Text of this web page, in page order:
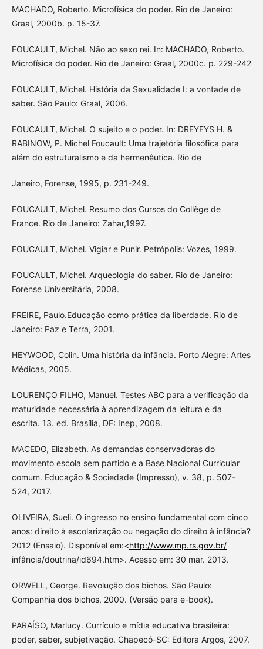
MACHADO, Roberto. Microfísica do poder. Rio de Janeiro:
Graal, 2000b. p. 15-37.
FOUCAULT, Michel. Não ao sexo rei. In: MACHADO, Roberto.
Microfísica do poder. Rio de Janeiro: Graal, 2000c. p. 229-242
FOUCAULT, Michel. História da Sexualidade I: a vontade de
saber. São Paulo: Graal, 2006.
FOUCAULT, Michel. O sujeito e o poder. In: DREYFYS H. &
RABINOW, P. Michel Foucault: Uma trajetória filosófica para
além do estruturalismo e da hermenêutica. Rio de
Janeiro, Forense, 1995, p. 231-249.
FOUCAULT, Michel. Resumo dos Cursos do Collège de
France. Rio de Janeiro: Zahar,1997.
FOUCAULT, Michel. Vigiar e Punir. Petrópolis: Vozes, 1999.
FOUCAULT, Michel. Arqueologia do saber. Rio de Janeiro:
Forense Universitária, 2008.
FREIRE, Paulo.Educação como prática da liberdade. Rio de
Janeiro: Paz e Terra, 2001.
HEYWOOD, Colin. Uma história da infância. Porto Alegre: Artes
Médicas, 2005.
LOURENÇO FILHO, Manuel. Testes ABC para a verificação da
maturidade necessária à aprendizagem da leitura e da
escrita. 13. ed. Brasília, DF: Inep, 2008.
MACEDO, Elizabeth. As demandas conservadoras do
movimento escola sem partido e a Base Nacional Curricular
comum. Educação & Sociedade (Impresso), v. 38, p. 507-
524, 2017.
OLIVEIRA, Sueli. O ingresso no ensino fundamental com cinco
anos: direito à escolarização ou negação do direito à infância?
2012 (Ensaio). Disponível em:<http://www.mp.rs.gov.br/
infância/doutrina/id694.htm>. Acesso em: 30 mar. 2013.
ORWELL, George. Revolução dos bichos. São Paulo:
Companhia dos bichos, 2000. (Versão para e-book).
PARAÍSO, Marlucy. Currículo e mídia educativa brasileira:
poder, saber, subjetivação. Chapecó-SC: Editora Argos, 2007.